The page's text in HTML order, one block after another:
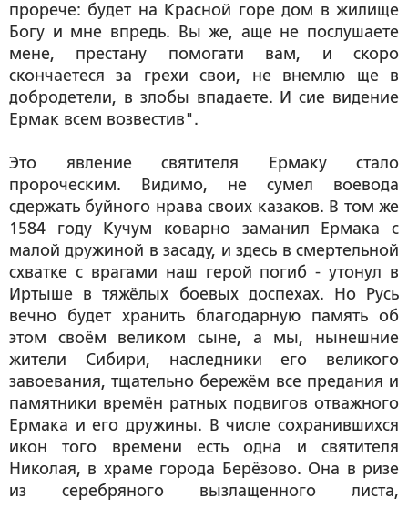
прорече: будет на Красной горе дом в жилище
Богу и мне впредь. Вы же, аще не послушаете
мене, престану помогати вам, и скоро
скончаетеся за грехи свои, не внемлю ще в
добродетели, в злобы впадаете. И сие видение
Ермак всем возвестив".
Это явление святителя Ермаку стало
пророческим. Видимо, не сумел воевода
сдержать буйного нрава своих казаков. В том же
1584 году Кучум коварно заманил Ермака с
малой дружиной в засаду, и здесь в смертельной
схватке с врагами наш герой погиб - утонул в
Иртыше в тяжёлых боевых доспехах. Но Русь
вечно будет хранить благодарную память об
этом своём великом сыне, а мы, нынешние
жители Сибири, наследники его великого
завоевания, тщательно бережём все предания и
памятники времён ратных подвигов отважного
Ермака и его дружины. В числе сохранившихся
икон того времени есть одна и святителя
Николая, в храме города Берёзово. Она в ризе
из серебряного вызлащенного листа,